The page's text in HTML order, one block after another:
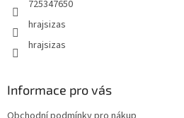
725347650
hrajsizas
hrajsizas
Informace pro vás